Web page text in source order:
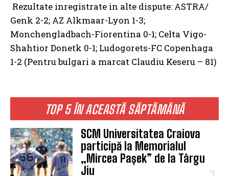
TOP 5 ÎN ACEASTĂ SĂPTĂMÂNĂ
SCM Universitatea Craiova
participă la Memorialul
„Mircea Pașek” de la Târgu
Jiu
Rezultate inregistrate in alte dispute: ASTRA/
Genk 2-2; AZ Alkmaar-Lyon 1-3;
Monchengladbach-Fiorentina 0-1; Celta Vigo-
Shahtior Donetk 0-1; Ludogorets-FC Copenhaga
1-2 (Pentru bulgari a marcat Claudiu Keseru – 81)